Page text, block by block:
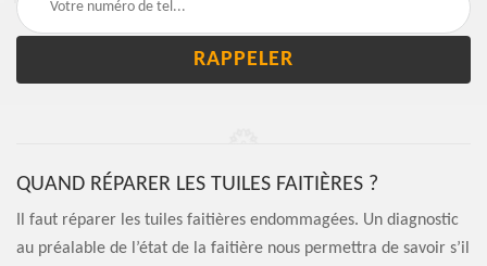
QUAND RÉPARER LES TUILES FAITIÈRES ?
Il faut réparer les tuiles faitières endommagées. Un diagnostic
au préalable de l’état de la faitière nous permettra de savoir s’il